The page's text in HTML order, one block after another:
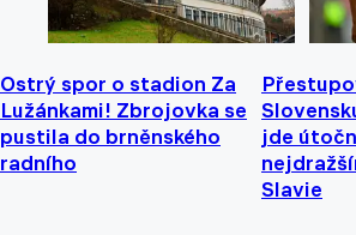
Ostrý spor o stadion Za
Lužánkami! Zbrojovka se
pustila do brněnského
radního
jde
Slavie